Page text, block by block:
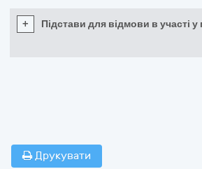
+ Підстави для відмови в участі у
Друкувати